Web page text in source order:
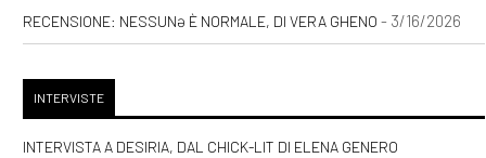
RECENSIONE: NESSUNƏ È NORMALE, DI VERA GHENO - 3/16/2026
INTERVISTE
INTERVISTA A DESIRIA, DAL CHICK-LIT DI ELENA GENERO